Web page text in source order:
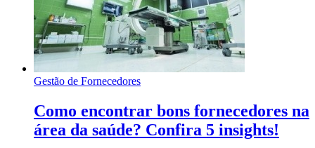
Gestão de Fornecedores
Como encontrar bons fornecedores na
área da saúde? Confira 5 insights!